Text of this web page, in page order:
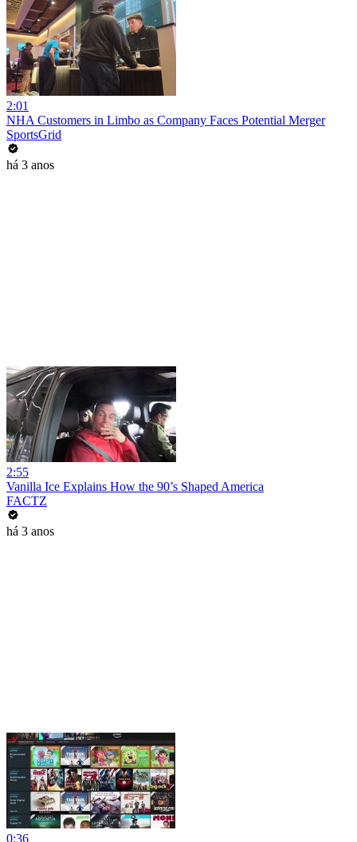
2:01
NHA Customers in Limbo as Company Faces Potential Merger
SportsGrid
há 3 anos
2:55
Vanilla Ice Explains How the 90’s Shaped America
FACTZ
há 3 anos
0:36